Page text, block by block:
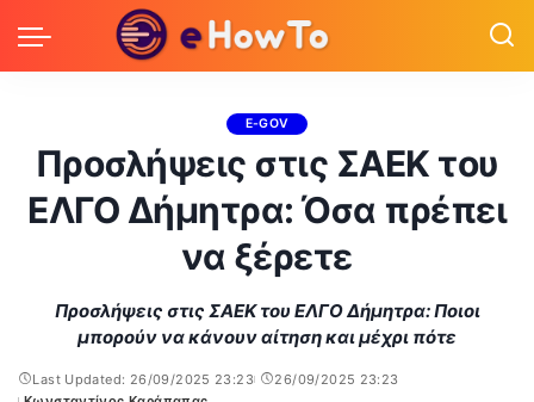
E-GOV
Προσλήψεις στις ΣΑΕΚ του
ΕΛΓΟ Δήμητρα: Όσα πρέπει
να ξέρετε
Προσλήψεις στις ΣΑΕΚ του ΕΛΓΟ Δήμητρα: Ποιοι
μπορούν να κάνουν αίτηση και μέχρι πότε
Last Updated: 26/09/2025 23:23
26/09/2025 23:23